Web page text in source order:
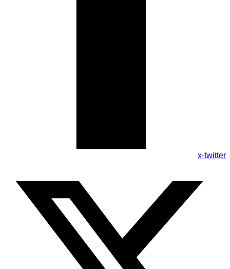
x-twitter